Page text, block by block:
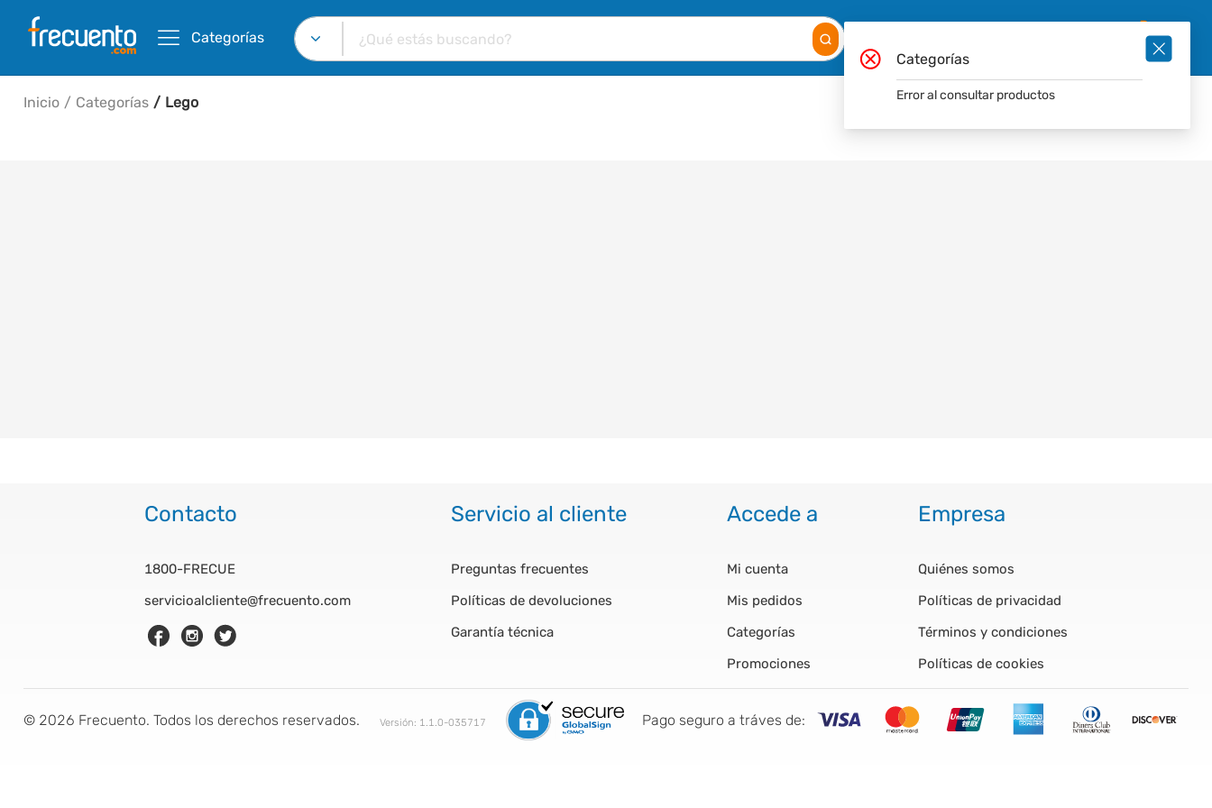
Categorías
Inicio Categorías Lego
Contacto
1800-FRECUE
servicioalcliente@frecuento.com
Servicio al cliente
Preguntas frecuentes
Políticas de devoluciones
Garantía técnica
Accede a
Mi cuenta
Mis pedidos
Categorías
Promociones
Empresa
Quiénes somos
Políticas de privacidad
Términos y condiciones
Políticas de cookies
© 2026 Frecuento. Todos los derechos reservados. Versión: 1.1.0-035717 Pago seguro a tráves de:
Categorías
Error al consultar productos